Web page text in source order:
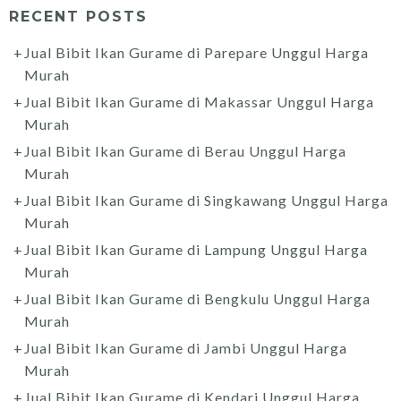
RECENT POSTS
Jual Bibit Ikan Gurame di Parepare Unggul Harga
Murah
Jual Bibit Ikan Gurame di Makassar Unggul Harga
Murah
Jual Bibit Ikan Gurame di Berau Unggul Harga
Murah
Jual Bibit Ikan Gurame di Singkawang Unggul Harga
Murah
Jual Bibit Ikan Gurame di Lampung Unggul Harga
Murah
Jual Bibit Ikan Gurame di Bengkulu Unggul Harga
Murah
Jual Bibit Ikan Gurame di Jambi Unggul Harga
Murah
Jual Bibit Ikan Gurame di Kendari Unggul Harga